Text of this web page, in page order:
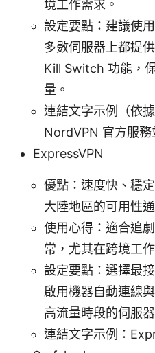
境工作需求。
設定要點：建議使
多數伺服器上都提
Kill Switch 功能，
量。
連結文字示例（依
NordVPN 官方服務
ExpressVPN
優點：速度快、穩
大陸地區的可用性
使用心得：適合追
常，尤其在跨境工
設定要點：選擇最
啟用機器自動連線
高流量時段的伺服
連結文字示例：